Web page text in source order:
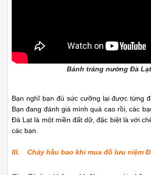
Bánh tráng nướng Đà Lạt
Bạn nghĩ bạn đủ sức cưỡng lại được từng
Bạn đang đánh giá mình quá cao rồi, các
Đà Lạt là một miền đất dữ, đặc biệt là với
các bạn.
III. Cháy hầu bao khi mua đồ lưu niệm